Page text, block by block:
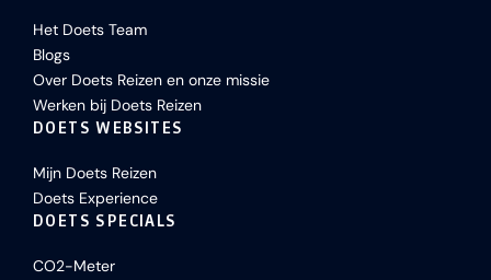
Het Doets Team
Blogs
Over Doets Reizen en onze missie
Werken bij Doets Reizen
DOETS WEBSITES
Mijn Doets Reizen
Doets Experience
DOETS SPECIALS
CO2-Meter